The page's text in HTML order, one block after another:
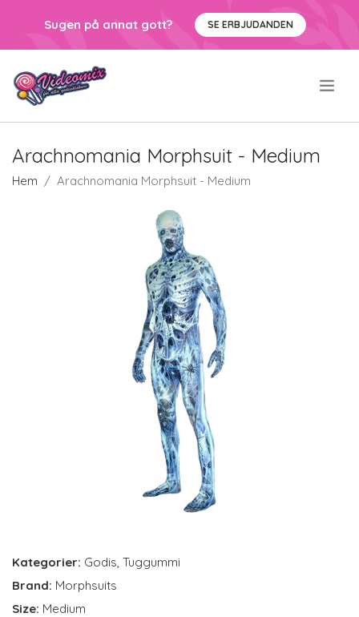
Sugen på annat gott? SE ERBJUDANDEN
Arachnomania Morphsuit - Medium
Hem Arachnomania Morphsuit - Medium
Kategorier: Godis, Tuggummi
Brand: Morphsuits
Size: Medium